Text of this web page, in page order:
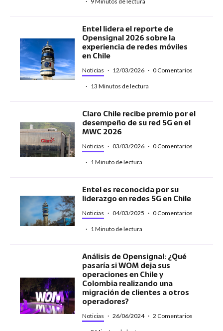
Entel lidera el reporte de
Opensignal 2026 sobre la
experiencia de redes móviles
en Chile
Noticias · 12/03/2026 · 0 Comentarios
· 13 Minutos de lectura
Claro Chile recibe premio por el
desempeño de su red 5G en el
MWC 2026
Noticias · 03/03/2026 · 0 Comentarios
· 1 Minuto de lectura
Entel es reconocida por su
liderazgo en redes 5G en Chile
Noticias · 04/03/2025 · 0 Comentarios
· 1 Minuto de lectura
Análisis de Opensignal: ¿Qué
pasaría si WOM deja sus
operaciones en Chile y
Colombia realizando una
migración de clientes a otros
operadores?
Noticias · 26/06/2024 · 2 Comentarios